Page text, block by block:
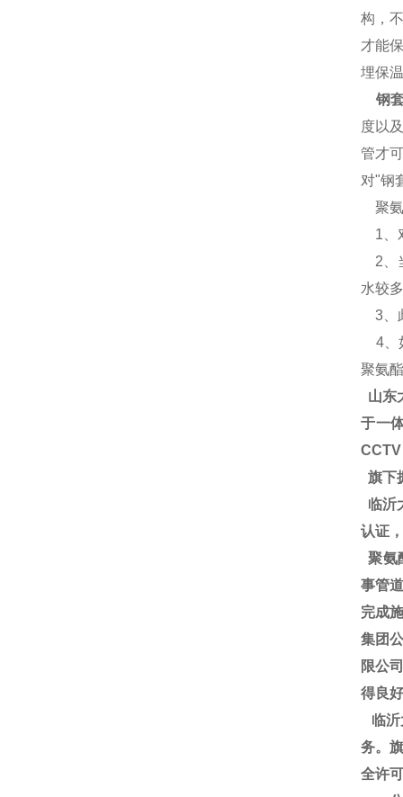
构，
才能
埋保
钢套
度以
管才
对"钢
聚氨
1、
2、
水较
3、
4、
聚氨
山东
于一
旗下
临沂
认证
聚氨
事管
完成
集团
限公
得良
临沂
务。
全许